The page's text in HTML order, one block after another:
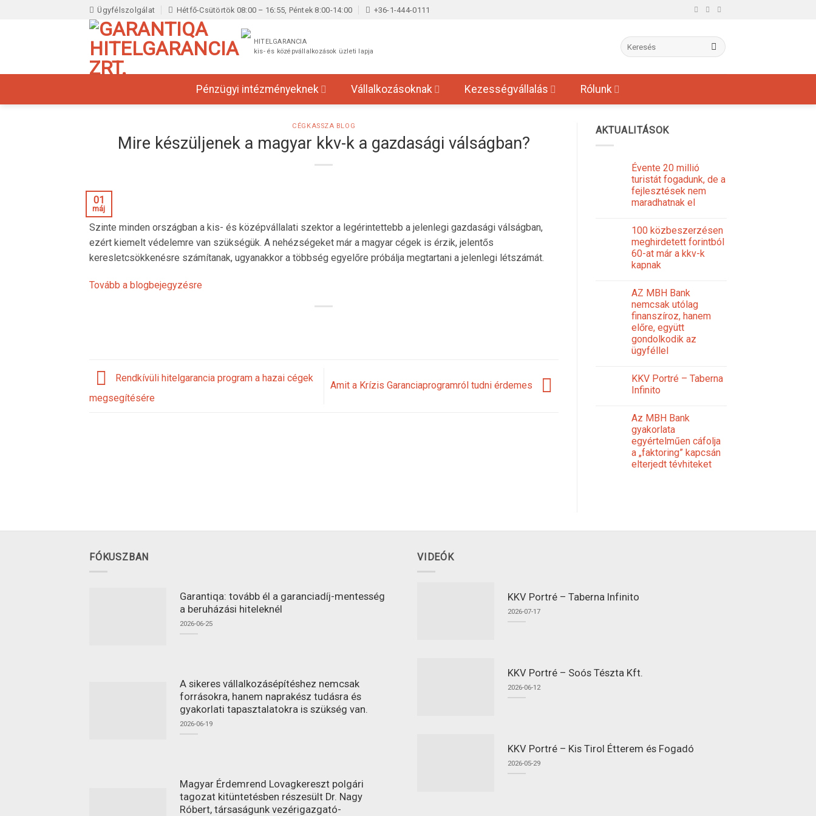
Ügyfélszolgálat Hétfő-Csütörtök 08:00 – 16:55, Péntek 8:00-14:00 +36-1-444-0111
HITELGARANCIA
kis- és középvállalkozások üzleti lapja
Pénzügyi intézményeknek Vállalkozásoknak Kezességvállalás Rólunk
CÉGKASSZA BLOG
Mire készüljenek a magyar kkv-k a gazdasági válságban?
01
máj
Szinte minden országban a kis- és középvállalati szektor a legérintettebb a jelenlegi gazdasági válságban,
ezért kiemelt védelemre van szükségük. A nehézségeket már a magyar cégek is érzik, jelentős
keresletcsökkenésre számítanak, ugyanakkor a többség egyelőre próbálja megtartani a jelenlegi létszámát.
Tovább a blogbejegyzésre
Rendkívüli hitelgarancia program a hazai cégek
megsegítésére
Amit a Krízis Garanciaprogramról tudni érdemes
AKTUALITÁSOK
Évente 20 millió
turistát fogadunk, de a
fejlesztések nem
maradhatnak el
100 közbeszerzésen
meghirdetett forintból
60-at már a kkv-k
kapnak
AZ MBH Bank
nemcsak utólag
finanszíroz, hanem
előre, együtt
gondolkodik az
ügyféllel
KKV Portré – Taberna
Infinito
Az MBH Bank
gyakorlata
egyértelműen cáfolja
a „faktoring” kapcsán
elterjedt tévhiteket
FÓKUSZBAN
Garantiqa: tovább él a garanciadíj-mentesség
a beruházási hiteleknél
2026-06-25
A sikeres vállalkozásépítéshez nemcsak
forrásokra, hanem naprakész tudásra és
gyakorlati tapasztalatokra is szükség van.
2026-06-19
Magyar Érdemrend Lovagkereszt polgári
tagozat kitüntetésben részesült Dr. Nagy
Róbert, társaságunk vezérigazgató-
VIDEÓK
KKV Portré – Taberna Infinito
2026-07-17
KKV Portré – Soós Tészta Kft.
2026-06-12
KKV Portré – Kis Tirol Étterem és Fogadó
2026-05-29